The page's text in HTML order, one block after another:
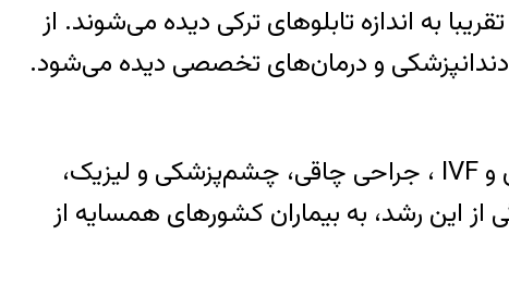
به اندازه تابلوهای ترکی دیده می‌شوند. از
دندانپزشکی و درمان‌های تخصصی دیده می‌شود.
ترکیه در سال‌های اخیر به‌ویژه در حوزه‌های کاشت مو، جراحی زیبایی، دندانپزشکی، درمان ناباروری و IVF ، جراحی چاقی، چشم‌پزشکی و لیزیک،
این رشد، به بیماران کشورهای همسایه از